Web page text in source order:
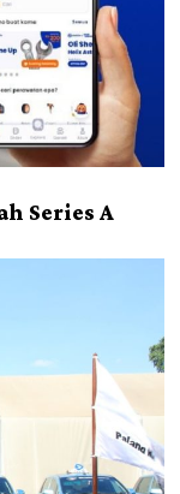
Series A